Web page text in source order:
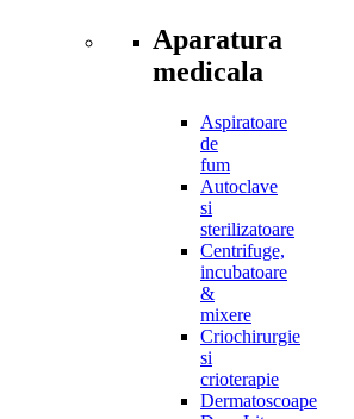
Aparatura
medicala
Aspiratoare
de
fum
Autoclave
si
sterilizatoare
Centrifuge,
incubatoare
&
mixere
Criochirurgie
si
crioterapie
Dermatoscoape